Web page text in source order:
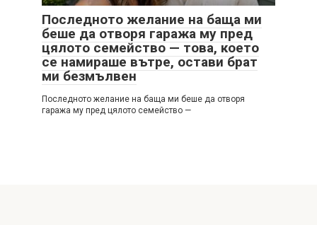
Последното желание на баща ми
беше да отворя гаража му пред
цялото семейство — това, което
се намираше вътре, остави брат
ми безмълвен
Последното желание на баща ми беше да отворя
гаража му пред цялото семейство —